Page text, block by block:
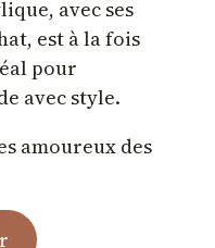
avec ses
est à la fois
pour
avec style.
amoureux des